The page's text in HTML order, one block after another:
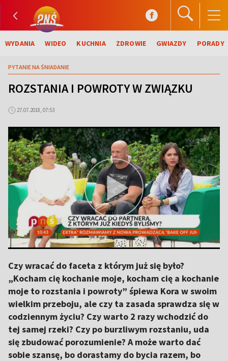
WYDANIA WIDEO KUCHNIA ZDROWIE GWIAZDY PORADY
PYTANIE NA ŚNIADANIE
ROZSTANIA I POWROTY W ZWIĄZKU
27.07.2018, 07:53
Czy wracać do faceta z którym już się było?
„Kocham cię kochanie moje, kocham cię a kochanie
moje to rozstania i powroty” śpiewa Kora w swoim
wielkim przeboju, ale czy ta zasada sprawdza się w
codziennym życiu? Czy warto 2 razy wchodzić do
tej samej rzeki? Czy po burzliwym rozstaniu, uda
się zbudować porozumienie? A może warto dać
sobie szansę, bo dorastamy do bycia razem, bo